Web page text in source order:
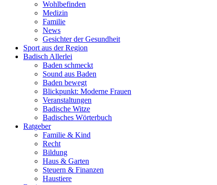
Wohlbefinden
Medizin
Familie
News
Gesichter der Gesundheit
Sport aus der Region
Badisch Allerlei
Baden schmeckt
Sound aus Baden
Baden bewegt
Blickpunkt: Moderne Frauen
Veranstaltungen
Badische Witze
Badisches Wörterbuch
Ratgeber
Familie & Kind
Recht
Bildung
Haus & Garten
Steuern & Finanzen
Haustiere